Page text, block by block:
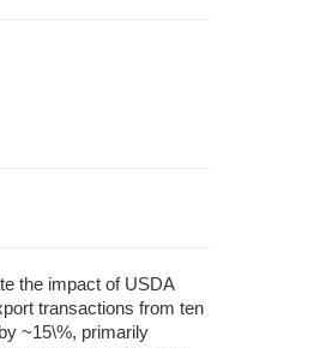
the impact of USDA
transactions from ten
~15\%, primarily